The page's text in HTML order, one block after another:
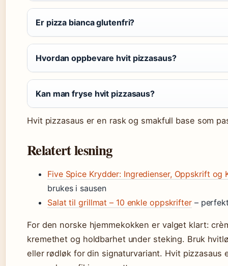
Er pizza bianca glutenfri?
Hvordan oppbevare hvit pizzasaus?
Kan man fryse hvit pizzasaus?
Hvit pizzasaus er en rask og smakfull base som
Relatert lesning
Five Spice Krydder: Ingredienser, Oppskrift og
brukes i sausen
Salat til grillmat – 10 enkle oppskrifter–
For den norske hjemmekokken er valget klart:
kremethet og holdbarhet under steking. Bruk
eller rødløk for din signaturvariant. Hvit pizzasaus